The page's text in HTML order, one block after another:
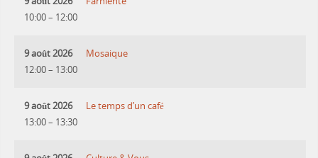
10:00– 12:00
9 août 2026
12:00– 13:00
Mosaique
9 août 2026
13:00– 13:30
Le temps d’un café